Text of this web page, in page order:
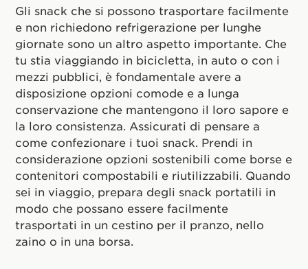
Gli snack che si possono trasportare facilmente
e non richiedono refrigerazione per lunghe
giornate sono un altro aspetto importante. Che
tu stia viaggiando in bicicletta, in auto o con i
mezzi pubblici, è fondamentale avere a
disposizione opzioni comode e a lunga
conservazione che mantengono il loro sapore e
la loro consistenza. Assicurati di pensare a
come confezionare i tuoi snack. Prendi in
considerazione opzioni sostenibili come borse e
contenitori compostabili e riutilizzabili. Quando
sei in viaggio, prepara degli snack portatili in
modo che possano essere facilmente
trasportati in un cestino per il pranzo, nello
zaino o in una borsa.